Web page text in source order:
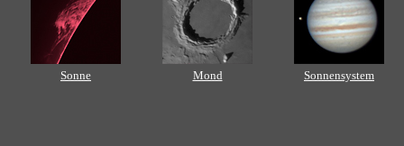
Sonne Mond Sonnensystem